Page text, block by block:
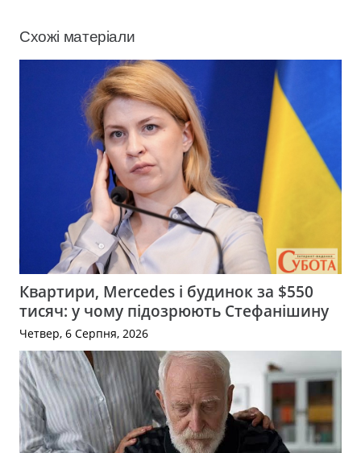
Схожі матеріали
Квартири, Mercedes і будинок за $550
тисяч: у чому підозрюють Стефанішину
Четвер, 6 Серпня, 2026